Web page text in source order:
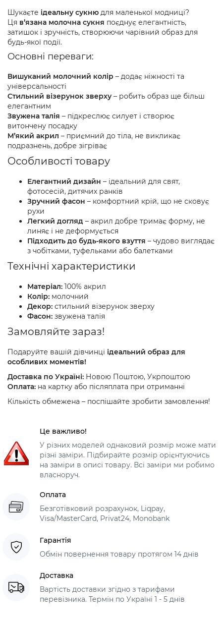
Шукаєте ідеальну сукню для маленької модниці?
Ця в’язана молочна сукня поєднує елегантність,
затишок і зручність, створюючи чарівний образ для
будь-якої події.
Основні переваги:
Вишуканий молочний колір – додає ніжності та
універсальності
Стильний візерунок зверху – робить образ ще більш
елегантним
Звужена талія – підкреслює силует і створює
витончену посадку
М’який акрил – приємний до тіла, не викликає
подразнень, добре зігріває
Особливості товару
Елегантний дизайн – ідеальний для свят,
фотосесій, дитячих ранків
Зручний фасон – комфортний крій, що не сковує
рухи
Легкий догляд – акрил добре тримає форму, не
линяє і не деформується
Підходить до будь-якого взуття – чудово виглядає
з чобітками, туфельками або балетками
Технічні характеристики
Матеріал: 100% акрил
Колір: молочний
Декор: стильний візерунок зверху
Фасон: звужена талія
Замовляйте зараз!
Подаруйте вашій дівчинці ідеальний образ для
особливих моментів!
Доставка по Україні: Новою Поштою, Укрпоштою
Оплата: на картку або післяплата при отриманні
Кількість обмежена – поспішайте зробити замовлення!
Це важливо!
У різних моделей однаковий розмір може мати
різні заміри. Підбирайте розмір орієнтуючись
на заміри в описі товару. Всі заміри ми робимо
власноруч.
Оплата
Безготівковий розрахунок, Liqpay,
Visa/MasterCard, Privat24, Monobank
Гарантія
Обмін повернення товару протягом 14 днів
Доставка
Вартість доставки згідно з тарифами
перевізника. Термін по Україні 1 - 5 днів